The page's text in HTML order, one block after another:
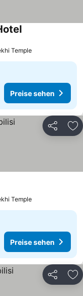
Temple
Preise sehen
Teilen
Temple
Preise sehen
Teilen